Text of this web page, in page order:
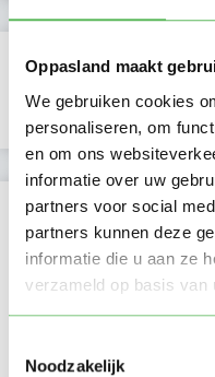
Oppasland maakt
We gebruiken cookies
personaliseren, om
en om ons
informatie over uw
partners voor social
partners kunnen deze
informatie die u aan ze
verzameld op basis van
Noodzakelijk
Verificaties
E-mailadres is
Locatie